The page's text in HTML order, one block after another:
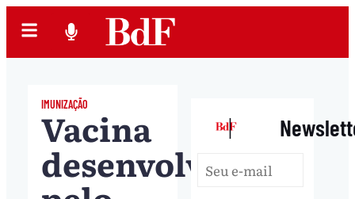
IMUNIZAÇÃO
Vacina
desenvolvida
|